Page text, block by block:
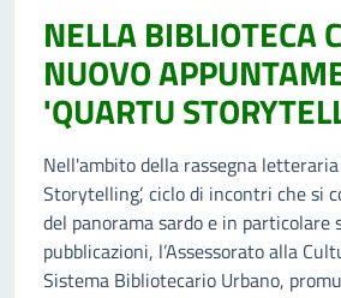
NELLA BIBLIOTECA
NUOVO
'QUARTU
Nell'ambito della rassegna letteraria
Storytelling’, ciclo di incontri che si
del panorama sardo e in
pubblicazioni, l’Assessorato alla
Sistema Bibliotecario Urbano,